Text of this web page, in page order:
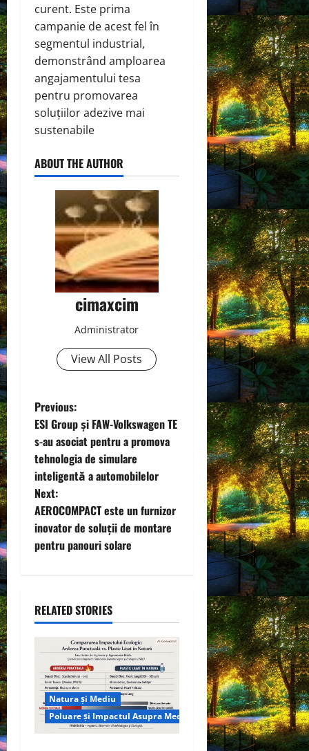
curent. Este prima
campanie de acest fel în
segmentul industrial,
demonstrând amploarea
angajamentului tesa
pentru promovarea
soluțiilor adezive mai
sustenabile
ABOUT THE AUTHOR
cimaxcim
Administrator
View All Posts
P
o
s
t
n
a
i
g
a
t
i
Previous:
ESI Group și FAW-Volkswagen TE
s-au asociat pentru a promova
tehnologia de simulare
inteligentă a automobilelor
Next:
AEROCOMPACT este un furnizor
inovator de soluții de montare
pentru panouri solare
RELATED STORIES
Natura și Mediu
Poluare și Impactul Asupra Mediului